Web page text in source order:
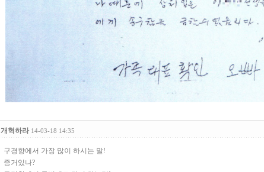
개혁하라 14-03-18 14:35
구경향에서 가장 많이 하시는 말!
증거있나?